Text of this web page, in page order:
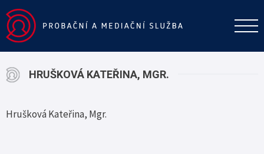
HRUŠKOVÁ KATEŘINA, MGR.
Hrušková Kateřina, Mgr.